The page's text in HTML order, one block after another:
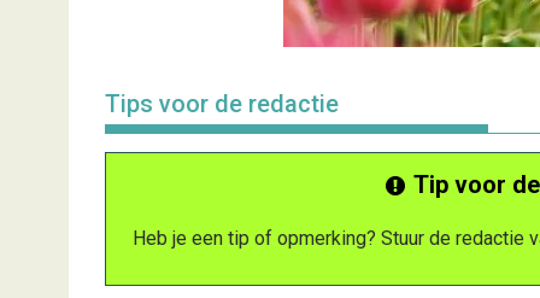
Tips voor de redactie
Tip voor
Heb je een tip of opmerking? Stuur de redactie